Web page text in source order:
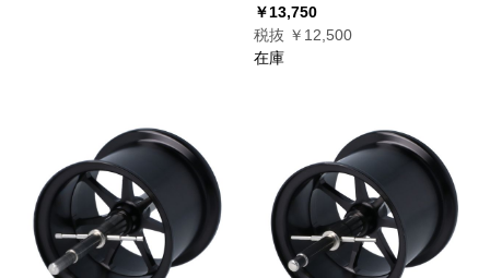
￥13,750
税抜 ￥12,500
在庫